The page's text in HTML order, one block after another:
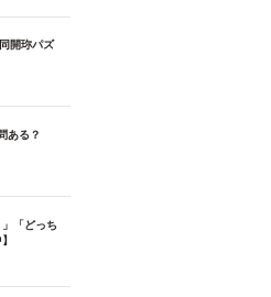
開珎パズ
ある？
「どっち